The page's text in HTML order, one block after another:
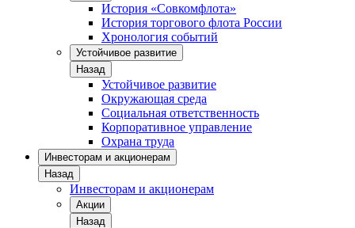
История «Совкомфлота»
История торгового флота России
Хронология событий
Устойчивое развитие
Назад
Устойчивое развитие
Окружающая среда
Социальная ответственность
Корпоративное управление
Охрана труда
Инвесторам и акционерам
Назад
Инвесторам и акционерам
Акции
Назад